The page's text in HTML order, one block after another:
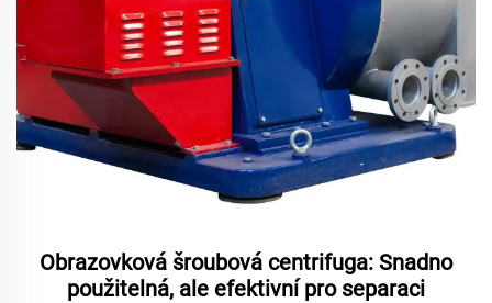
Obrazovková šroubová centrifuga: Snadno
použitelná, ale efektivní pro separaci